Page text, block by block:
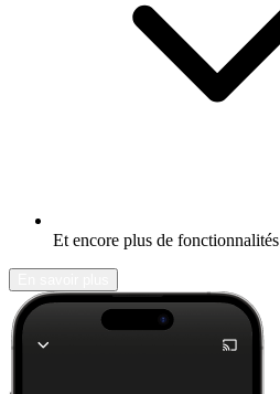
Et encore plus de fonctionnalités